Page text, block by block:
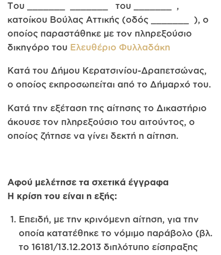
Του _______ _______ του _______ ,
κατοίκου Βούλας Αττικής (οδός _______ ), ο
οποίος παραστάθηκε με τον πληρεξούσιο
δικηγόρο του Ελευθέριο Φυλλαδάκη
Κατά του Δήμου Κερατσιvίου-Δραπετσώνας,
ο οποίος εκπροσωπείται από το Δήμαρχό του.
Κατά την εξέταση της αίτησης το Δικαστήριο
άκουσε τον πληρεξούσιο του αιτούντος, ο
οποίος ζήτησε να γίνει δεκτή η αίτηση.
Αφού μελέτησε τα σχετικά έγγραφα
Η κρίση του είναι η εξής:
Επειδή, με την κρινόμενη αίτηση, για την
οποία κατατέθηκε το νόμιμο παράβολο (βλ.
το 16181/13.12.2013 διπλότυπο είσπραξης